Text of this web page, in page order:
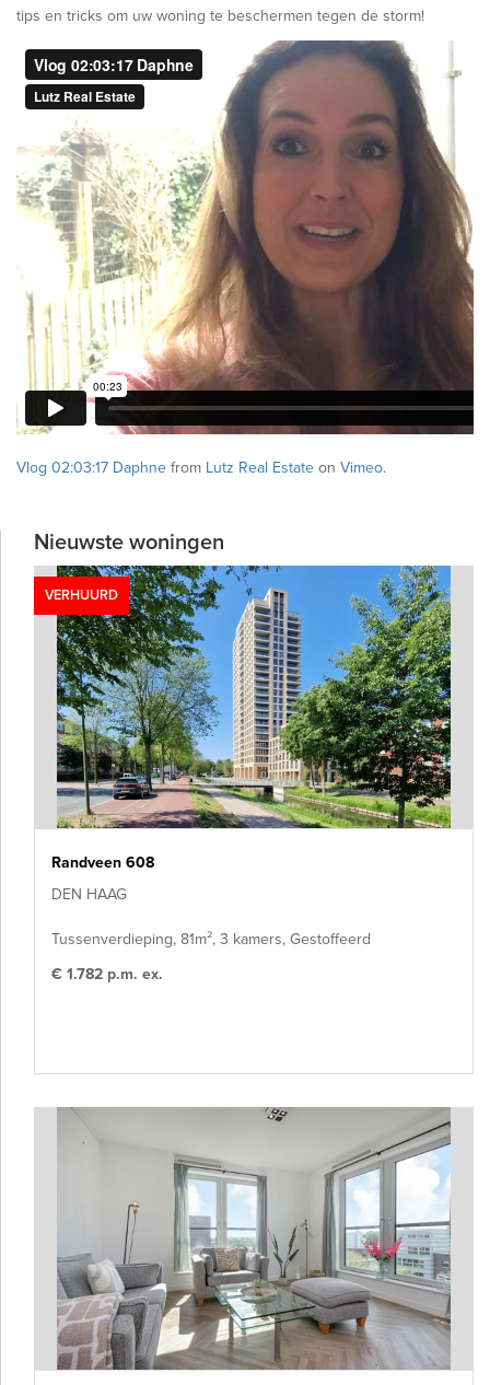
tips en tricks om uw woning te beschermen tegen de storm!
Vlog 02:03:17 Daphne from Lutz Real Estate on Vimeo.
Nieuwste woningen
VERHUURD
Randveen 608
DEN HAAG
Tussenverdieping, 81m², 3 kamers, Gestoffeerd
€ 1.782 p.m. ex.